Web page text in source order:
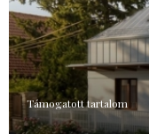
Támogatott tartalom